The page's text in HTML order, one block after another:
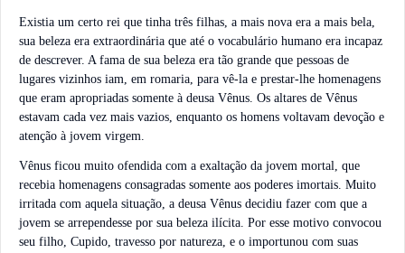
Existia um certo rei que tinha três filhas, a mais nova era a mais bela,
sua beleza era extraordinária que até o vocabulário humano era incapaz
de descrever. A fama de sua beleza era tão grande que pessoas de
lugares vizinhos iam, em romaria, para vê-la e prestar-lhe homenagens
que eram apropriadas somente à deusa Vênus. Os altares de Vênus
estavam cada vez mais vazios, enquanto os homens voltavam devoção e
atenção à jovem virgem.
Vênus ficou muito ofendida com a exaltação da jovem mortal, que
recebia homenagens consagradas somente aos poderes imortais. Muito
irritada com aquela situação, a deusa Vênus decidiu fazer com que a
jovem se arrependesse por sua beleza ilícita. Por esse motivo convocou
seu filho, Cupido, travesso por natureza, e o importunou com suas